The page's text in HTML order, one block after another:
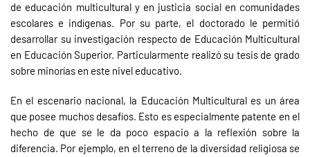
de educación multicultural y en justicia social en comunidades
escolares e indígenas. Por su parte, el doctorado le permitió
desarrollar su investigación respecto de Educación Multicultural
en Educación Superior. Particularmente realizó su tesis de grado
sobre minorías en este nivel educativo.
En el escenario nacional, la Educación Multicultural es un área
que posee muchos desafíos. Esto es especialmente patente en el
hecho de que se le da poco espacio a la reflexión sobre la
diferencia. Por ejemplo, en el terreno de la diversidad religiosa se